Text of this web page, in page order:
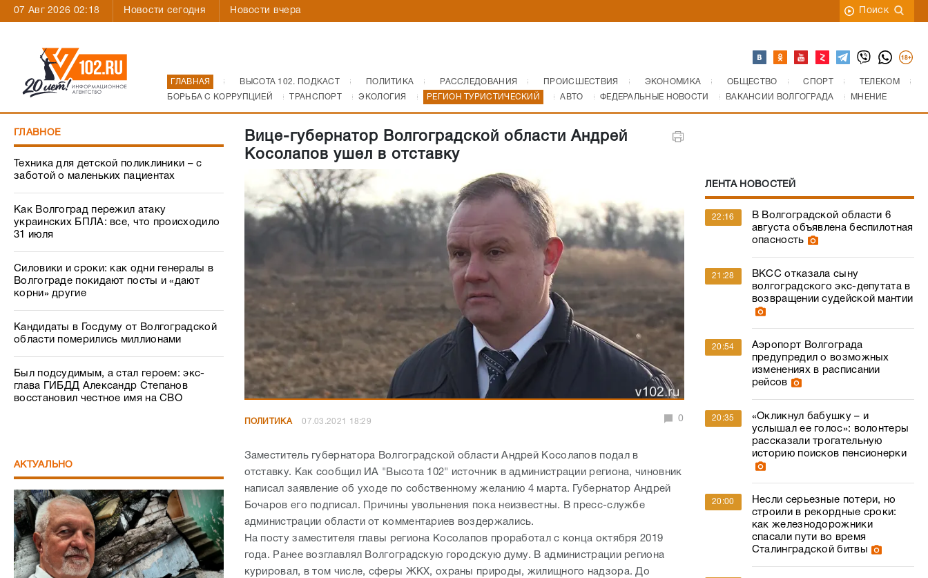
07 Авг 2026 02:18 Новости сегодня Новости вчера Поиск
ГЛАВНАЯ ВЫСОТА 102. ПОДКАСТ ПОЛИТИКА РАССЛЕДОВАНИЯ ПРОИСШЕСТВИЯ ЭКОНОМИКА ОБЩЕСТВО СПОРТ
ТЕЛЕКОМ
БОРЬБА С КОРРУПЦИЕЙ
ТРАНСПОРТ ЭКОЛОГИЯ РЕГИОН ТУРИСТИЧЕСКИЙ АВТО ФЕДЕРАЛЬНЫЕ НОВОСТИ ВАКАНСИИ ВОЛГОГРАДА МНЕНИЕ
ГЛАВНОЕ
Техника для детской поликлиники – с
заботой о маленьких пациентах
Как Волгоград пережил атаку
украинских БПЛА: все, что происходило
31 июля
Силовики и сроки: как одни генералы в
Волгограде покидают посты и «дают
корни» другие
Кандидаты в Госдуму от Волгоградской
области померились миллионами
Был подсудимым, а стал героем: экс-
глава ГИБДД Александр Степанов
восстановил честное имя на СВО
АКТУАЛЬНО
Вице-губернатор Волгоградской области Андрей
Косолапов ушел в отставку
ПОЛИТИКА 07.03.2021 18:29 0
Заместитель губернатора Волгоградской области Андрей Косолапов подал в
отставку. Как сообщил ИА "Высота 102" источник в администрации региона, чиновник
написал заявление об уходе по собственному желанию 4 марта. Губернатор Андрей
Бочаров его подписал. Причины увольнения пока неизвестны. В пресс-службе
администрации области от комментариев воздержались.
На посту заместителя главы региона Косолапов проработал с конца октября 2019
года. Ранее возглавлял Волгоградскую городскую думу. В администрации региона
курировал, в том числе, сферы ЖКХ, охраны природы, жилищного надзора. До
ЛЕНТА НОВОСТЕЙ
22:16
В Волгоградской области 6
августа объявлена беспилотная
опасность
21:28
ВКСС отказала сыну
волгоградского экс-депутата в
возвращении судейской мантии
20:54
Аэропорт Волгограда
предупредил о возможных
изменениях в расписании
рейсов
20:35
«Окликнул бабушку – и
услышал ее голос»: волонтеры
рассказали трогательную
историю поисков пенсионерки
20:00
Несли серьезные потери, но
строили в рекордные сроки:
как железнодорожники
спасали пути во время
Сталинградской битвы